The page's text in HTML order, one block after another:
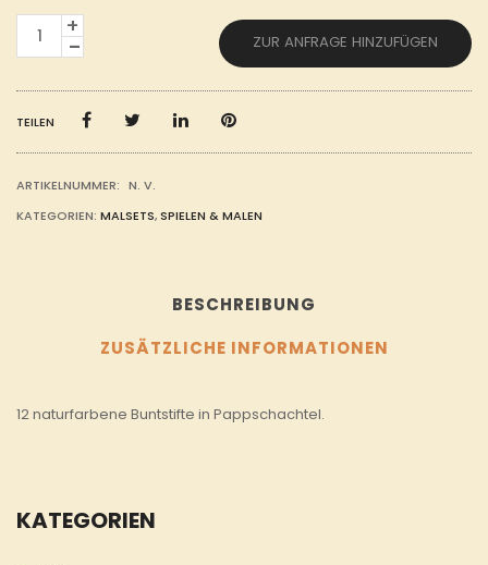
KATEGORIEN
NATURFARBENE
BUNTSTIFTE
ZUR ANFRAGE HINZUFÜGEN
TEILEN
ARTIKELNUMMER: N. V.
KATEGORIEN: MALSETS,SPIELEN & MALEN
BESCHREIBUNG
ZUSÄTZLICHE INFORMATIONEN
12 naturfarbene Buntstifte in Pappschachtel.